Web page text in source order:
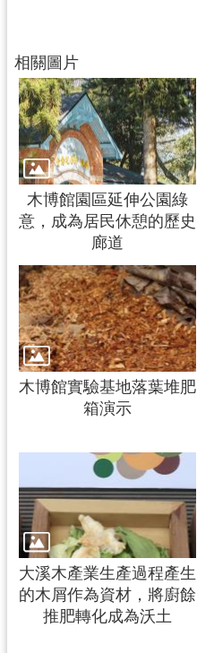
相關圖片
木博館園區延伸公園綠
意，成為居民休憩的歷史
廊道
木博館實驗基地落葉堆肥
箱演示
大溪木產業生產過程產生
的木屑作為資材，將廚餘
推肥轉化成為沃土